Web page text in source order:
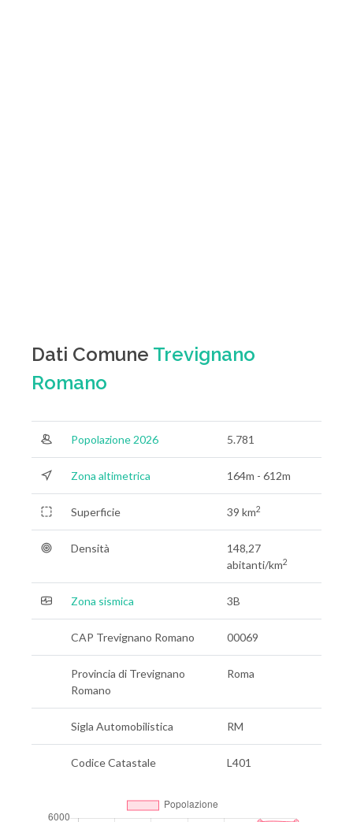
Dati Comune Trevignano
Romano
Popolazione 2026 5.781
Zona altimetrica 164m - 612m
Superficie 39 km2
Densità
148,27
abitanti/km2
Zona sismica 3B
CAP Trevignano Romano 00069
Provincia di Trevignano
Romano
Roma
Sigla Automobilistica RM
Codice Catastale L401